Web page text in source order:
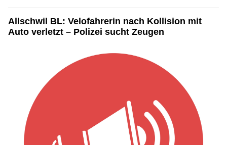
Allschwil BL: Velofahrerin nach Kollision mit
Auto verletzt – Polizei sucht Zeugen